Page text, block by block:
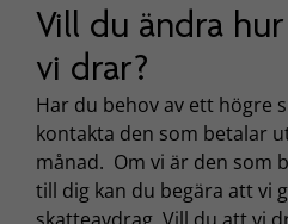
Vill du ändra
vi drar?
Har du behov av ett högre
kontakta den som betalar
månad. Om vi är den som
till dig kan du begära att vi